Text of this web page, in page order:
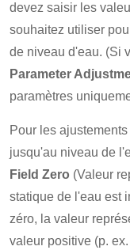
devez saisir les
souhaitez utiliser
de niveau d'eau. (Si
Parameter
paramètres
Pour les ajustements
jusqu'au niveau de
Field Zero (Valeur
statique de l'eau est
zéro, la valeur
valeur positive (p.